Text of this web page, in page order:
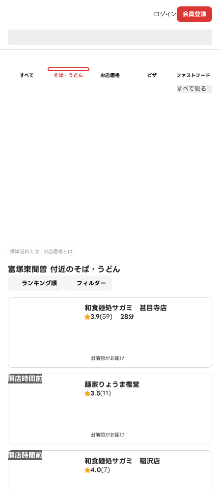
ログイン 会員登録
すべて そば・うどん お店価格 ピザ ファストフード
すべて見る
標準送料とは お店価格とは
富塚東間曽 付近のそば・うどん
ランキング順 フィルター
和食麺処サガミ 甚目寺店
3.9(59) 28分
出前館がお届け
開店時間前
麺家りょうま櫻堂
3.5(11)
出前館がお届け
開店時間前
和食麺処サガミ 稲沢店
4.0(7)